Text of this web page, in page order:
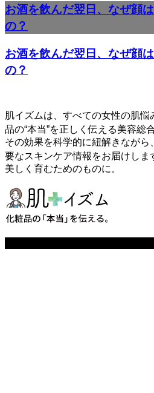
お酒を飲んだ翌日、なぜ顔
の？
お酒を飲んだ翌日、なぜ顔
の？
肌イズムは、すべての女性の肌
品の“本当”を正しく伝える美容
その効果を科学的に紐解きなが
要なスキンケア情報をお届けし
美しく育むためのものに。